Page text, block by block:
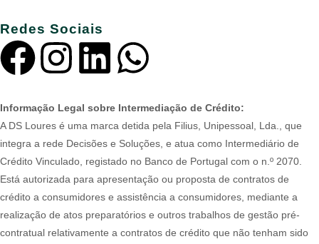
Redes Sociais
Informação Legal sobre Intermediação de Crédito:
A DS Loures é uma marca detida pela Filius, Unipessoal, Lda., que
integra a rede Decisões e Soluções, e atua como Intermediário de
Crédito Vinculado, registado no Banco de Portugal com o n.º 2070.
Está autorizada para apresentação ou proposta de contratos de
crédito a consumidores e assistência a consumidores, mediante a
realização de atos preparatórios e outros trabalhos de gestão pré-
contratual relativamente a contratos de crédito que não tenham sido